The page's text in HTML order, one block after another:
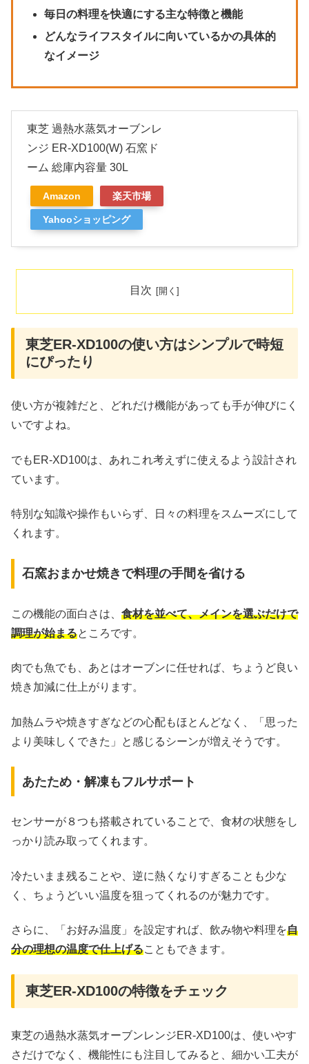
毎日の料理を快適にする主な特徴と機能
どんなライフスタイルに向いているかの具体的
なイメージ
東芝 過熱水蒸気オーブンレ
ンジ ER-XD100(W) 石窯ド
ーム 総庫内容量 30L
Amazon 楽天市場
Yahooショッピング
目次
東芝ER-XD100の使い方はシンプルで時短
にぴったり
使い方が複雑だと、どれだけ機能があっても手が伸びにく
いですよね。
でもER-XD100は、あれこれ考えずに使えるよう設計され
ています。
特別な知識や操作もいらず、日々の料理をスムーズにして
くれます。
石窯おまかせ焼きで料理の手間を省ける
この機能の面白さは、 食材を並べて、メインを選ぶだけで
調理が始まるところです。
肉でも魚でも、あとはオーブンに任せれば、ちょうど良い
焼き加減に仕上がります。
加熱ムラや焼きすぎなどの心配もほとんどなく、「思った
より美味しくできた」と感じるシーンが増えそうです。
あたため・解凍もフルサポート
センサーが８つも搭載されていることで、食材の状態をし
っかり読み取ってくれます。
冷たいまま残ることや、逆に熱くなりすぎることも少な
く、ちょうどいい温度を狙ってくれるのが魅力です。
さらに、「お好み温度」を設定すれば、飲み物や料理を自
分の理想の温度で仕上げることもできます。
東芝ER-XD100の特徴をチェック
東芝の過熱水蒸気オーブンレンジER-XD100は、使いやす
さだけでなく、機能性にも注目してみると、細かい工夫が